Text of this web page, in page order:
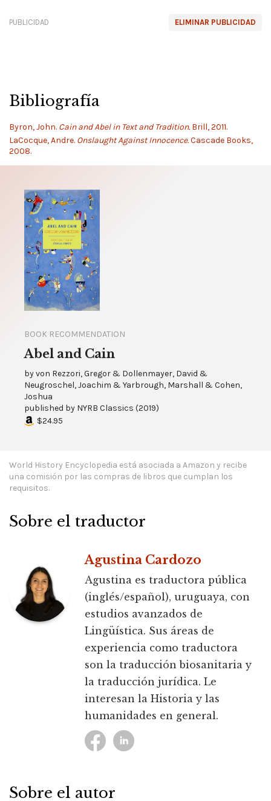
ELIMINAR PUBLICIDAD
PUBLICIDAD
Bibliografía
Byron, John. Cain and Abel in Text and Tradition.Brill, 2011.
LaCocque, Andre. Onslaught Against Innocence.Cascade Books,
2008.
BOOK RECOMMENDATION
Abel and Cain
byvon Rezzori, Gregor & Dollenmayer, David &
Neugroschel, Joachim & Yarbrough, Marshall & Cohen,
Joshua
published by NYRB Classics (2019)
$24.95
World History Encyclopedia está asociada a Amazon y recibe
una comisión por las compras de libros que cumplan los
requisitos.
Sobre el traductor
Agustina Cardozo
Agustina es traductora pública
(inglés/español), uruguaya, con
estudios avanzados de
Lingüística. Sus áreas de
experiencia como traductora
son la traducción biosanitaria y
la traducción jurídica. Le
interesan la Historia y las
humanidades en general.
Sobre el autor